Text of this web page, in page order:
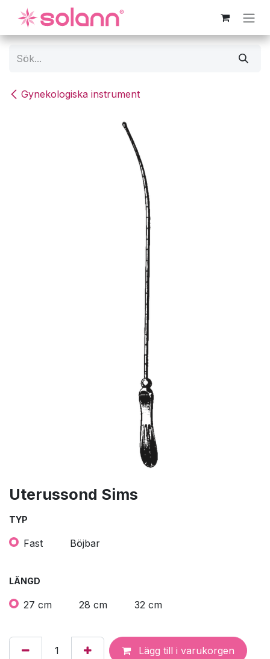
Hoppa till innehåll
Gynekologiska instrument
Uterussond Sims
TYP
Fast Böjbar
LÄNGD
27 cm 28 cm 32 cm
Lägg till i varukorgen